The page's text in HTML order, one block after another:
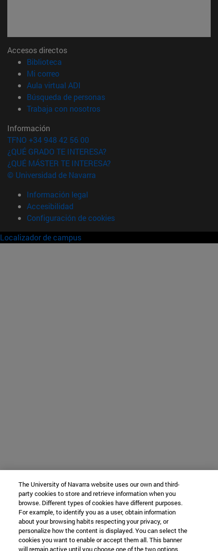
Accesos directos
Biblioteca
Mi correo(abre en nueva ventana)
Aula virtual ADI
Búsqueda de personas(abre en nueva ventana)
Trabaja con nosotros(abre en nueva ventana)
Información
TFNO +34 948 42 56 00
¿QUÉ GRADO TE INTERESA?
¿QUÉ MÁSTER TE INTERESA?
© Universidad de Navarra
Información legal
Accesibilidad
Configuración de cookies
Localizador de campus
The University of Navarra website uses our own and third-
party cookies to store and retrieve information when you
browse. Different types of cookies have different purposes.
For example, to identify you as a user, obtain information
about your browsing habits respecting your privacy, or
personalize how the content is displayed. You can select the
cookies you want to enable or accept them all. This banner
will remain active until you choose one of the two options.